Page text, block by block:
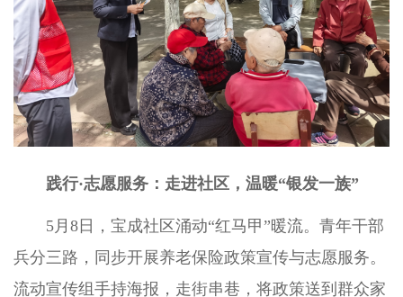
践行·志愿服务：走进社区，温暖“银发一族”
5月8日，宝成社区涌动“红马甲”暖流。青年干部
兵分三路，同步开展养老保险政策宣传与志愿服务。
流动宣传组手持海报，走街串巷，将政策送到群众家